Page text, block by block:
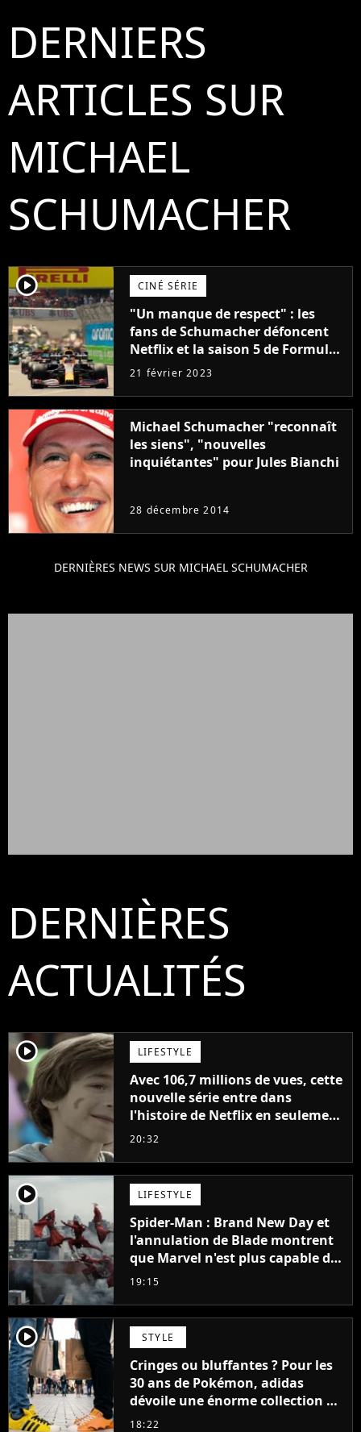
DERNIERS
ARTICLES SUR
MICHAEL
SCHUMACHER
player2 CINÉ SÉRIE
"Un manque de respect" : les
fans de Schumacher défoncent
Netflix et la saison 5 de Formula
1, Pilotes de leur destin
21 février 2023
Michael Schumacher "reconnaît
les siens", "nouvelles
inquiétantes" pour Jules Bianchi
28 décembre 2014
DERNIÈRES NEWS SUR MICHAEL SCHUMACHER
DERNIÈRES
ACTUALITÉS
player2 LIFESTYLE
Avec 106,7 millions de vues, cette
nouvelle série entre dans
l'histoire de Netflix en seulement
48 jours
20:32
player2 LIFESTYLE
Spider-Man : Brand New Day et
l'annulation de Blade montrent
que Marvel n'est plus capable de
faire quoi que ce soit de simple
19:15
player2 STYLE
Cringes ou bluffantes ? Pour les
30 ans de Pokémon, adidas
dévoile une énorme collection de
sneakers et je ne sais pas quoi en
18:22